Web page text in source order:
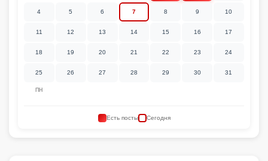
ПН
4 5 6 7 8 9 10
11 12 13 14 15 16 17
18 19 20 21 22 23 24
25 26 27 28 29 30 31
Есть посты Сегодня